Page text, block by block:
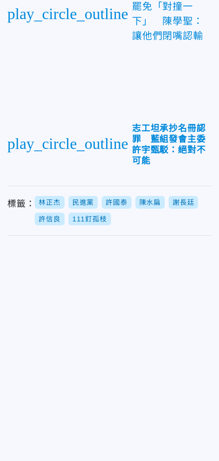
play_circle_outline 罷免「對撞一
下」 陳學聖：
讓他們閉嘴認輸
play_circle_outline
志工坦承抄名冊認
罪 藍組發會主委
許宇甄駁：絕對不
可能
標籤： 林正杰 民進黨 許國泰 陳水扁 謝長廷
許信良 111釘孤枝